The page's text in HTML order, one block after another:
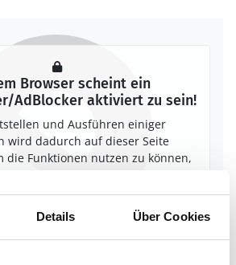
Details Über Cookies
Browser scheint ein
AdBlocker aktiviert zu sein!
und Ausführen einiger
wird dadurch auf dieser Seite
die Funktionen nutzen zu können,
sie auf Ihre Whitelist.
Sie Ihre Erlaubnis gegeben
Sie weiterhin selbst bestimmen,